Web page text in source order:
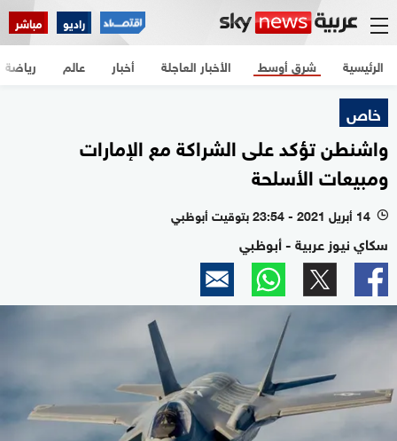
راديو مباشر
الرئيسية الأخبار العاجلة أخبار شرق أوسط عالم رياضة
خاص
واشنطن تؤكد على الشراكة مع الإمارات
ومبيعات الأسلحة
l 14 أبريل 2021 - 23:54 بتوقيت أبوظبي
سكاي نيوز عربية - أبوظبي